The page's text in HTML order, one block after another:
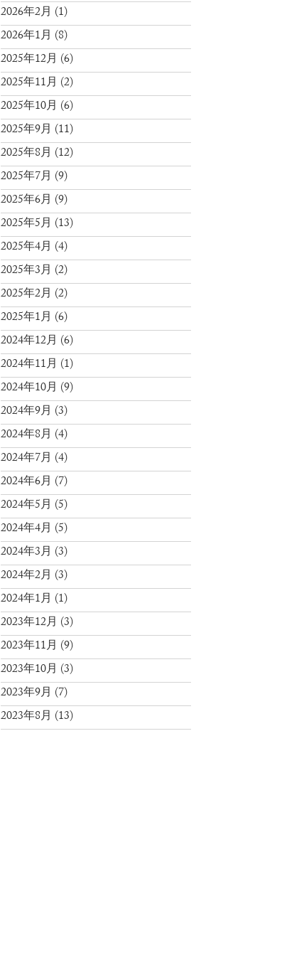
2026年2月 (1)
2026年1月 (8)
2025年12月 (6)
2025年11月 (2)
2025年10月 (6)
2025年9月 (11)
2025年8月 (12)
2025年7月 (9)
2025年6月 (9)
2025年5月 (13)
2025年4月 (4)
2025年3月 (2)
2025年2月 (2)
2025年1月 (6)
2024年12月 (6)
2024年11月 (1)
2024年10月 (9)
2024年9月 (3)
2024年8月 (4)
2024年7月 (4)
2024年6月 (7)
2024年5月 (5)
2024年4月 (5)
2024年3月 (3)
2024年2月 (3)
2024年1月 (1)
2023年12月 (3)
2023年11月 (9)
2023年10月 (3)
2023年9月 (7)
2023年8月 (13)